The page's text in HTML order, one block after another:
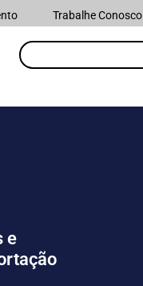
Trabalhe Conosco
e